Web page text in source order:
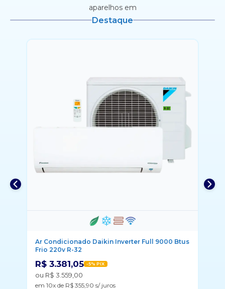
aparelhos em
Destaque
Full 9000 Btus
Ar Condicionado Samsung Inverter
Connect AI 18000 Btus Frio 220V R-32
R$ 3.596,70
ou R$ 3.786,00
em 10x de R$ 378,60 s/ juros